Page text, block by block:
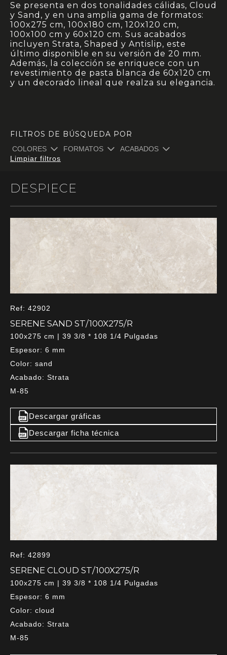
Se presenta en dos tonalidades cálidas, Cloud
y Sand, y en una amplia gama de formatos:
100x275 cm, 100x180 cm, 120x120 cm,
100x100 cm y 60x120 cm. Sus acabados
incluyen Strata, Shaped y Antislip, este
último disponible en su versión de 20 mm.
Además, la colección se enriquece con un
revestimiento de pasta blanca de 60x120 cm
y un decorado lineal que realza su elegancia.
FILTROS DE BÚSQUEDA POR
COLORES FORMATOS
ACABADOS
Limpiar filtros
DESPIECE
Ref: 42902
SERENE SAND ST/100X275/R
100x275 cm | 39 3/8 * 108 1/4 Pulgadas
Espesor: 6 mm
Color: sand
Acabado: Strata
M-85
Descargar gráficas
Descargar ficha técnica
Ref: 42899
SERENE CLOUD ST/100X275/R
100x275 cm | 39 3/8 * 108 1/4 Pulgadas
Espesor: 6 mm
Color: cloud
Acabado: Strata
M-85